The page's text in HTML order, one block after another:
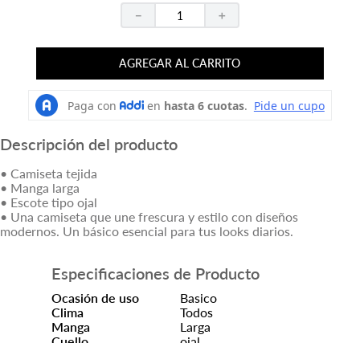
＋
－
AGREGAR AL CARRITO
Descripción del producto
• Camiseta tejida
• Manga larga
• Escote tipo ojal
• Una camiseta que une frescura y estilo con diseños
modernos. Un básico esencial para tus looks diarios.
Especificaciones de Producto
Ocasión de uso
Basico
Clima
Todos
Manga
Larga